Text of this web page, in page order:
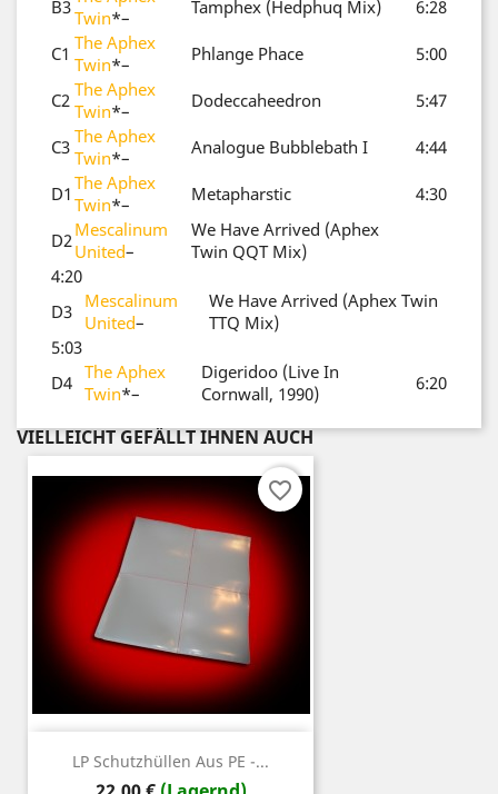
B3Twin*– Tamphex (Hedphuq Mix) 6:28
C1 The Aphex
Twin*– Phlange Phace 5:00
C2 The Aphex
Twin*– Dodeccaheedron 5:47
C3 The Aphex
Twin*– Analogue Bubblebath I 4:44
D1 The Aphex
Twin*– Metapharstic 4:30
D2Mescalinum
United–
We Have Arrived (Aphex
Twin QQT Mix)
4:20
D3 Mescalinum
United–
We Have Arrived (Aphex Twin
TTQ Mix)
5:03
D4 The Aphex
Twin*–
Digeridoo (Live In
Cornwall, 1990)
6:20
VIELLEICHT GEFÄLLT IHNEN AUCH
LP Schutzhüllen Aus PE -...
favorite_border